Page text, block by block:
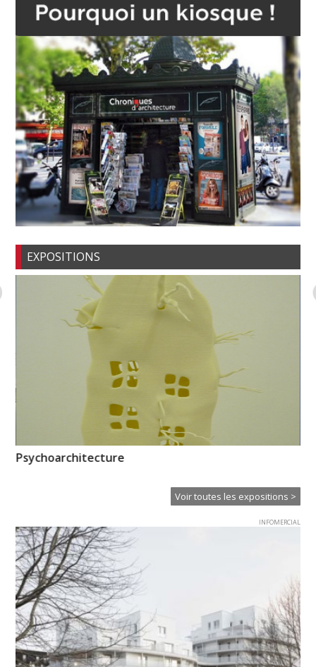
EXPOSITIONS
Psychoarchitecture
Voir toutes les expositions >
INFOMERCIAL